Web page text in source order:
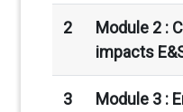
2
Module 2 :
impacts
3
Module 3 :